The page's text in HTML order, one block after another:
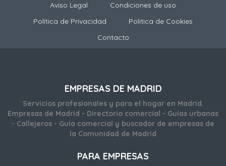
Aviso Legal
Condiciones de uso
Política de Privacidad
Politica de Cookies
Contacto
EMPRESAS DE MADRID
Servicios profesionales y para el hogar en Madrid.
Empresas de Madrid - Directorio comercial - Guías urbanas
- Callejeros - Guía comercial y buscador de empresas de
la Comunidad de Madrid
PARA EMPRESAS